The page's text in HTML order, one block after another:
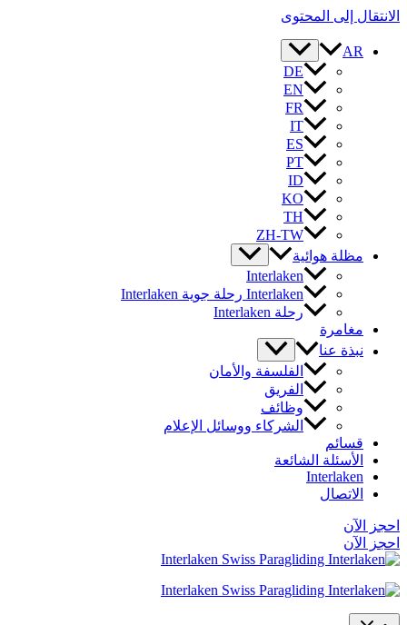
الانتقال إلى المحتوى
AR
DE
EN
FR
IT
ES
PT
ID
KO
TH
ZH-TW
مظلة هوائية
Interlaken
Interlaken رحلة جوية Interlaken
رحلة Interlaken
مغامرة
نبذة عنا
الفلسفة والأمان
الفريق
وظائف
الشركاء ووسائل الإعلام
قسائم
الأسئلة الشائعة
Interlaken
الاتصال
احجز الآن
احجز الآن